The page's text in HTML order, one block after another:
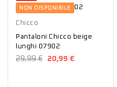
Beige
NON DISPONIBILE
Chicco
Pantaloni Chicco beige
lunghi 07902
29,99 € 20,99 €